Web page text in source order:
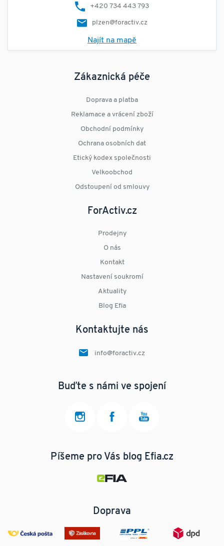
+420 734 443 793
plzen@foractiv.cz
Najít na mapě
Zákaznická péče
Doprava a platba
Reklamace a vrácení zboží
Obchodní podmínky
Ochrana osobních dat
Etický kodex společnosti
Velkoobchod
Odstoupení od smlouvy
ForActiv.cz
Prodejny
O nás
Kontakt
Nastavení soukromí
Aktuality
Blog Efia
Kontaktujte nás
info@foractiv.cz
Buďte s námi ve spojení
Píšeme pro Vás blog Efia.cz
Doprava